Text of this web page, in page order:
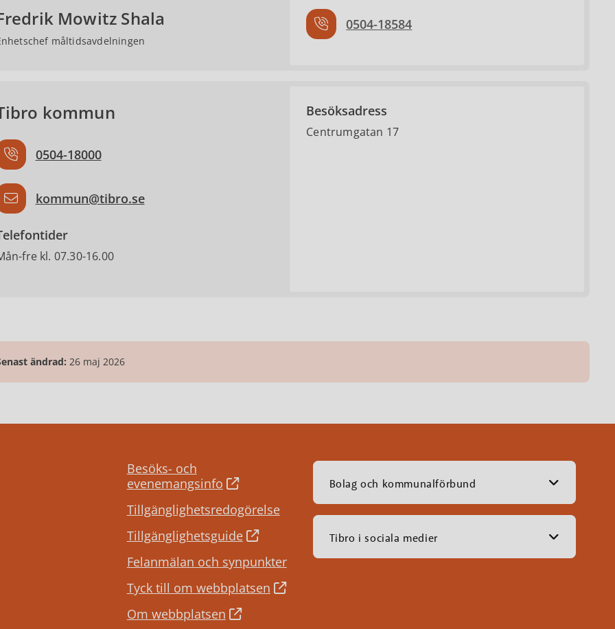
Mowitz Shala
måltidsavdelningen
0504-18584
kommun
0504-18000
kommun@tibro.se
fre kl. 07.30-16.00
Besöksadress
Centrumgatan 17
ändrad: 26 maj 2026
Besöks- och
evenemangsinfo
Tillgänglighetsredogörelse
Tillgänglighetsguide
Felanmälan och synpunkter
Tyck till om webbplatsen
Om webbplatsen
Bolag och kommunalförbund
Tibro i sociala medier